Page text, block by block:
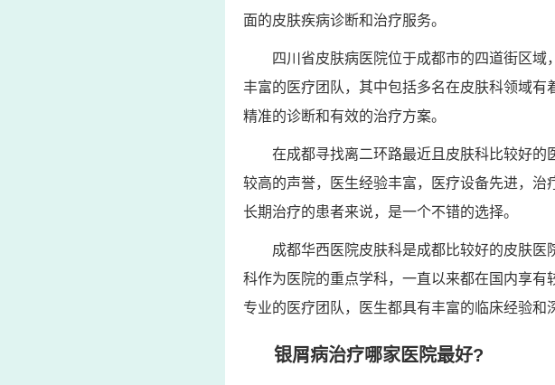
面的皮肤疾病诊断和治疗服务。
四川省皮肤病医院位于成都市的四道街区
丰富的医疗团队，其中包括多名在皮肤科领域
精准的诊断和有效的治疗方案。
在成都寻找离二环路最近且皮肤科比较好
较高的声誉，医生经验丰富，医疗设备先进，
长期治疗的患者来说，是一个不错的选择。
成都华西医院皮肤科是成都比较好的皮肤
科作为医院的重点学科，一直以来都在国内享
专业的医疗团队，医生都具有丰富的临床经验和
银屑病治疗哪家医院最好?